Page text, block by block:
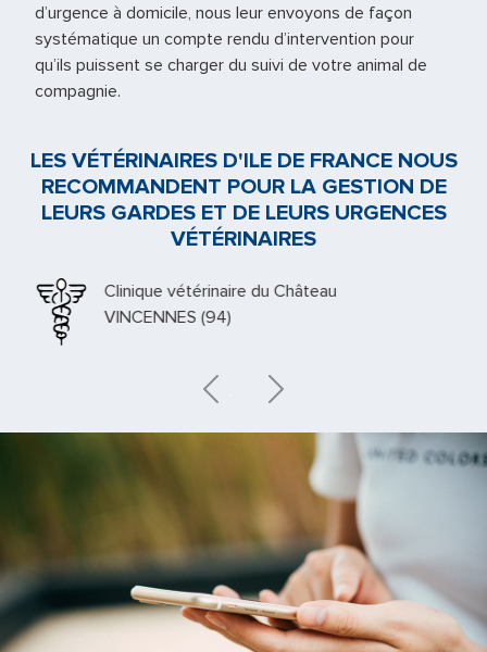
d’urgence à domicile, nous leur envoyons de façon
systématique un compte rendu d’intervention pour
qu’ils puissent se charger du suivi de votre animal de
compagnie.
LES VÉTÉRINAIRES D'ILE DE FRANCE NOUS
RECOMMANDENT POUR LA GESTION DE
LEURS GARDES ET DE LEURS URGENCES
VÉTÉRINAIRES
Clinique vétérinaire du Château
VINCENNES (94)
Previous